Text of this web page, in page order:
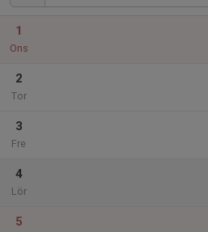
1
Ons
2
Tor
3
Fre
4
Lör
5